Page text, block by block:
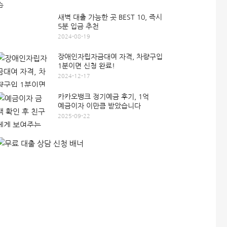
새벽 대출 가능한 곳 BEST 10, 즉시
5분 입금 추천
2024-08-19
장애인자립자금대여 자격, 차량구입
1분이면 신청 완료!
2024-12-17
카카오뱅크 정기예금 후기, 1억
예금이자 이만큼 받았습니다
2025-09-22